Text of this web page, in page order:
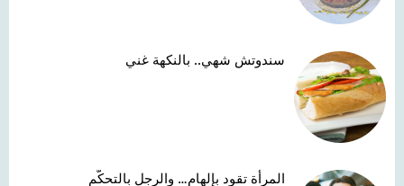
سندوتش شهي.. بالنكهة غني
المرأة تقود بإلهام… والرجل بالتحكّم